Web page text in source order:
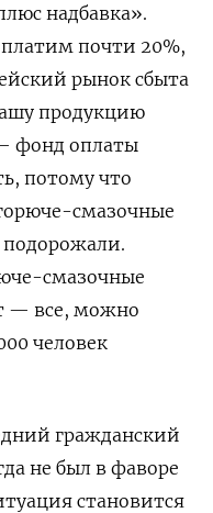
надбавка».
почти 20%,
рынок сбыта
продукцию
фонд оплаты
потому что
смазочные
смазочные
— все, можно
человек
гражданский
не был в фаворе
становится